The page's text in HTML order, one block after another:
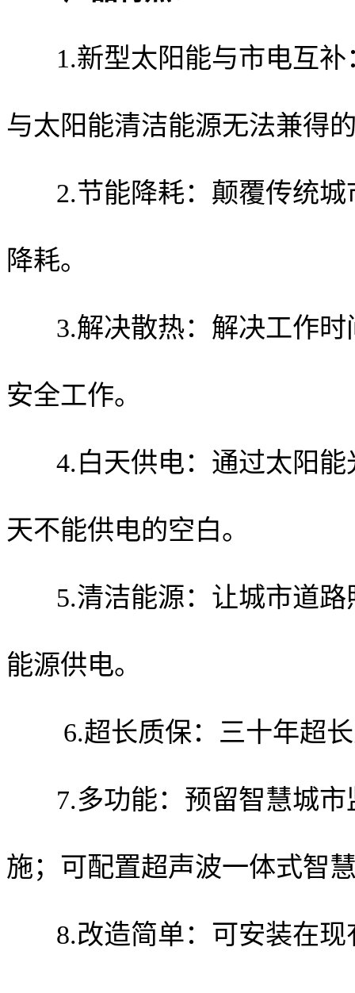
1.新型太阳能与市电互补
与太阳能清洁能源无法兼得
2.节能降耗：颠覆传统城
降耗。
3.解决散热：解决工作时
安全工作。
4.白天供电：通过太阳能
天不能供电的空白。
5.清洁能源：让城市道路
能源供电。
6.超长质保：三十年超长
7.多功能：预留智慧城市
施；可配置超声波一体式智
8.改造简单：可安装在现